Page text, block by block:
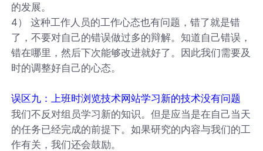
的发展。
4） 这种工作人员的工作心态也有问题，错了就是错
了，不要对自己的错误做过多的辩解。知道自己错误，
错在哪里，然后下次能够改进就好了。因此我们需要及
时的调整好自己的心态。
误区九：上班时浏览技术网站学习新的技术没有问题
我们不反对组员学习新的知识。但是应当是在自己当天
的任务已经完成的前提下。如果研究的内容与我们的工
作有关，我们还会鼓励。